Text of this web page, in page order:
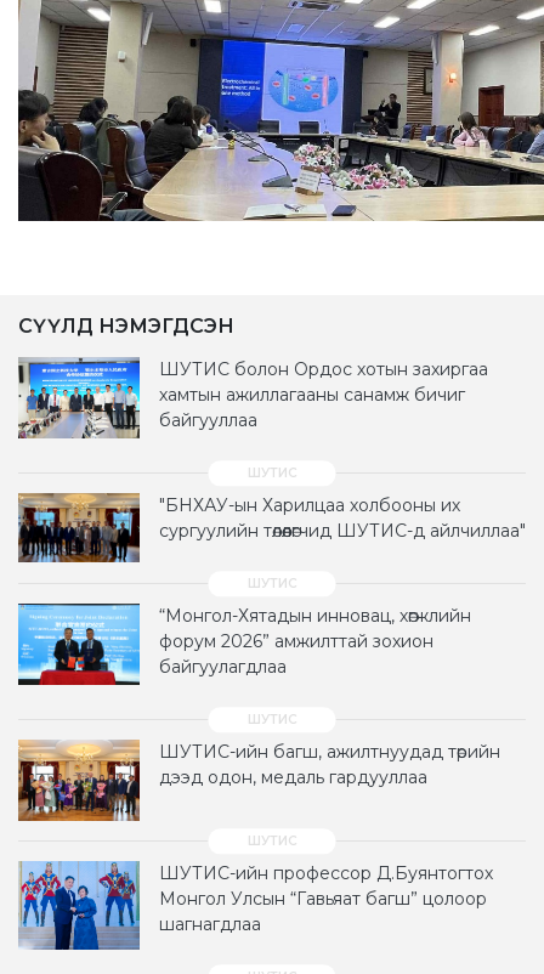
СҮҮЛД НЭМЭГДСЭН
ШУТИС болон Ордос хотын захиргаа
хамтын ажиллагааны санамж бичиг
байгууллаа
"БНХАУ-ын Харилцаа холбооны их
сургуулийн төлөөлөгчид ШУТИС-д айлчиллаа"
“Монгол-Хятадын инновац, хөгжлийн
форум 2026” амжилттай зохион
байгуулагдлаа
ШУТИС-ийн багш, ажилтнуудад төрийн
дээд одон, медаль гардууллаа
ШУТИС-ийн профессор Д.Буянтогтох
Монгол Улсын “Гавьяат багш” цолоор
шагнагдлаа